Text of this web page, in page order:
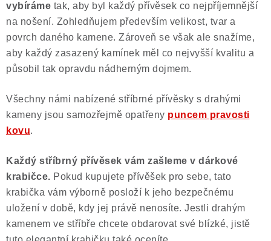
vybíráme tak, aby byl každý přívěsek co nejpříjemnější
na nošení. Zohledňujem především velikost, tvar a
povrch daného kamene. Zároveň se však ale snažíme,
aby každý zasazený kamínek měl co nejvyšší kvalitu a
působil tak opravdu nádherným dojmem.
Všechny námi nabízené stříbrné přívěsky s drahými
kameny jsou samozřejmě opatřeny puncem pravosti
kovu.
Každý stříbrný přívěsek vám zašleme v dárkové
krabičce. Pokud kupujete přívěšek pro sebe, tato
krabička vám výborně posloží k jeho bezpečnému
uložení v době, kdy jej právě nenosíte. Jestli drahým
kamenem ve stříbře chcete obdarovat své blízké, jistě